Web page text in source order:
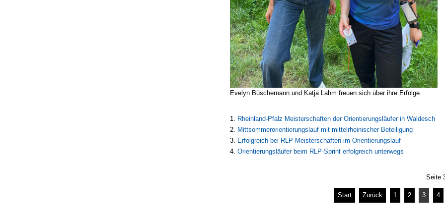
Evelyn Büschemann und Katja Lahm freuen sich über ihre Erfolge.
Rheinland-Pfalz Meisterschaften der Orientierungsläufer in Waldesch
Mittsommerorientierungslauf mit mittelrheinischer Beteiligung
Erfolgreich bei RLP-Meisterschaften im Orientierungslauf
Orientierungsläufer beim RLP-Sprint erfolgreich unterwegs
Seite
Start Zurück 1 2 3 4